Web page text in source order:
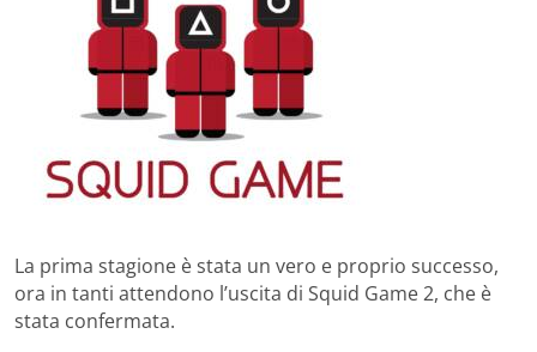
La prima stagione è stata un vero e proprio successo,
ora in tanti attendono l’uscita di Squid Game 2, che è
stata confermata.